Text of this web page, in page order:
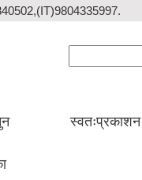
स्वतःप्रकाशन